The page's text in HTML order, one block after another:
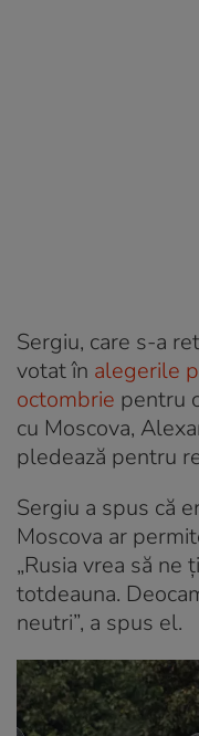
Sergiu, care s-a
votat în alegerile
octombrie pentru
cu Moscova,
pledează pentru
Sergiu a spus că
Moscova ar
„Rusia vrea să
totdeauna.
neutri”, a spus el.